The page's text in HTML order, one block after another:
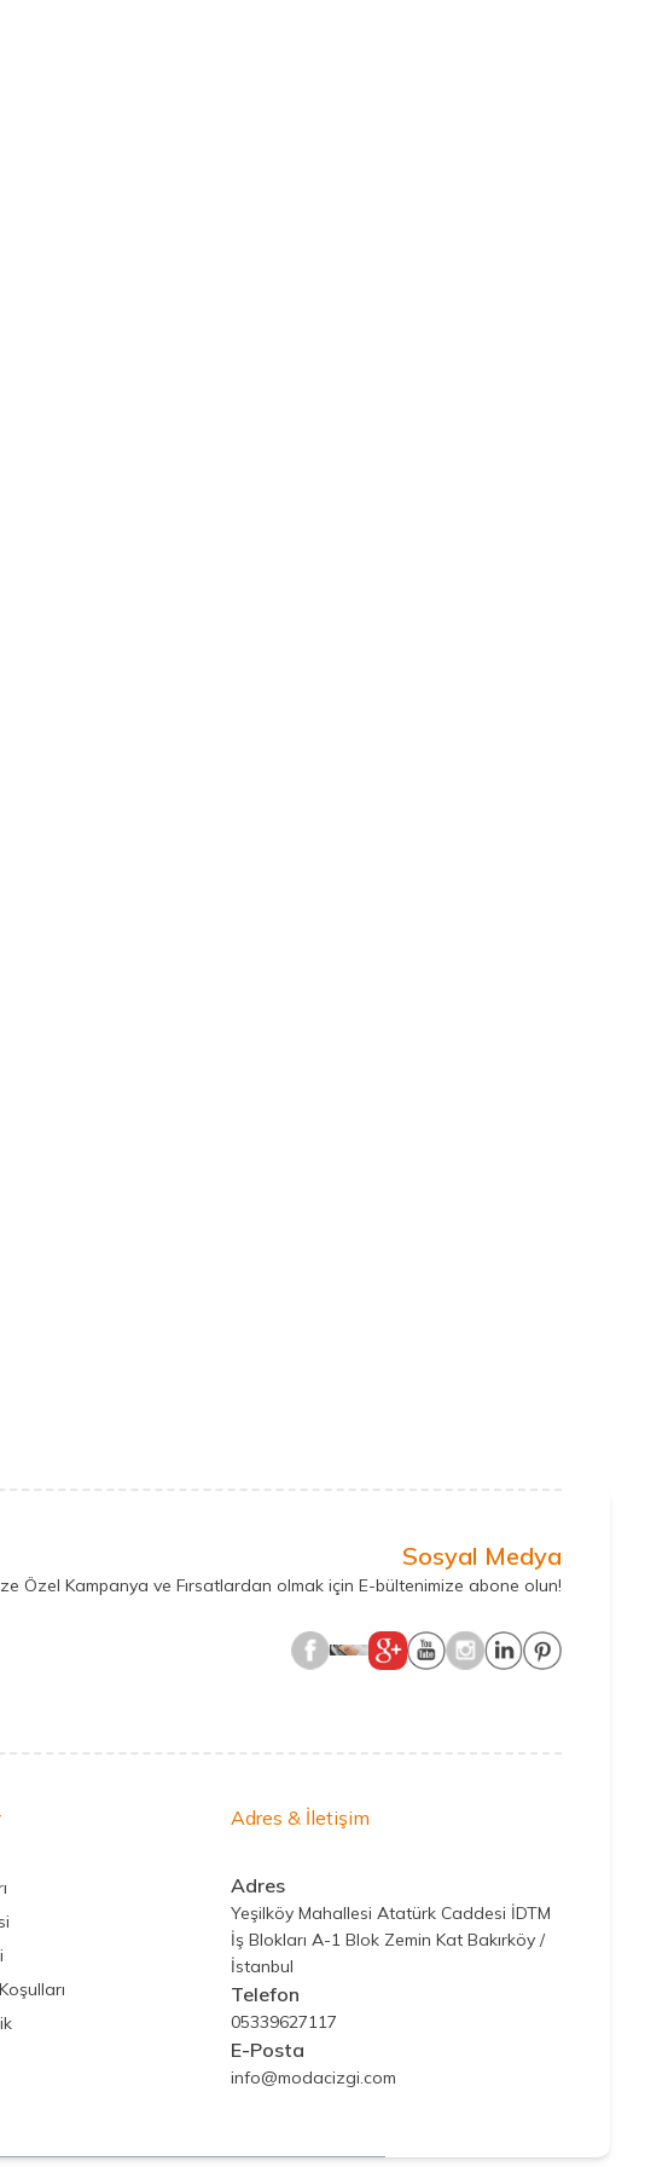
Sosyal Medya
Özel Kampanya ve Fırsatlardan olmak için E-bültenimize abone olun!
Adres & İletişim
Adres
Yeşilköy Mahallesi Atatürk Caddesi İDTM
İş Blokları A-1 Blok Zemin Kat Bakırköy /
İstanbul
Telefon
05339627117
E-Posta
info@modacizgi.com